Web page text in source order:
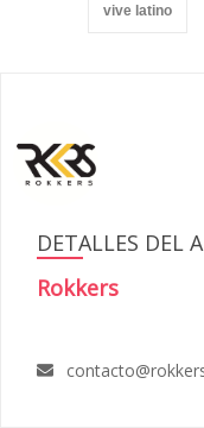
vive latino
DETALLES DEL
Rokkers